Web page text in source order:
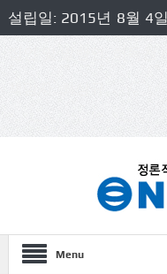
설립일: 2015년 8월 4
집인 및 발행인: 허득천
책임자: 최상규
Menu